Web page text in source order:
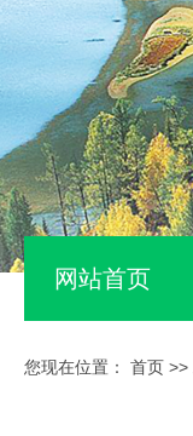
网站首页
您现在位置： 首页 >>